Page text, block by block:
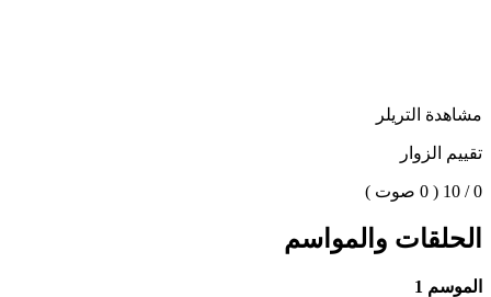
مشاهدة التريلر
تقييم الزوار
0 / 10 ( 0 صوت )
الحلقات والمواسم
الموسم 1